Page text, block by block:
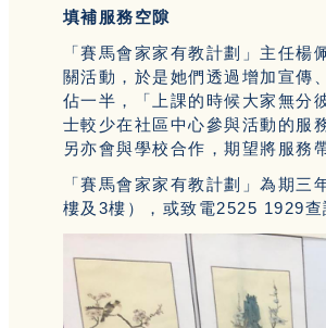
填補服務空隙
「賽馬會家家有教計劃」主任
關活動，於是她們透過增加宣傳
佔一半，「上課的時候大家無分
士較少在社區中心參與活動的服
另亦會與學校合作，期望將服務
「賽馬會家家有教計劃」為期
樓及3樓），或致電2525 1929查